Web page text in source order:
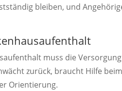
bleiben, und
muss die
zurück, braucht Hilfe
Orientierung.